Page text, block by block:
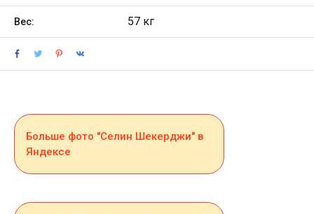
Вес: 57 кг
Больше фото "Селин Шекерджи" в
Яндексе